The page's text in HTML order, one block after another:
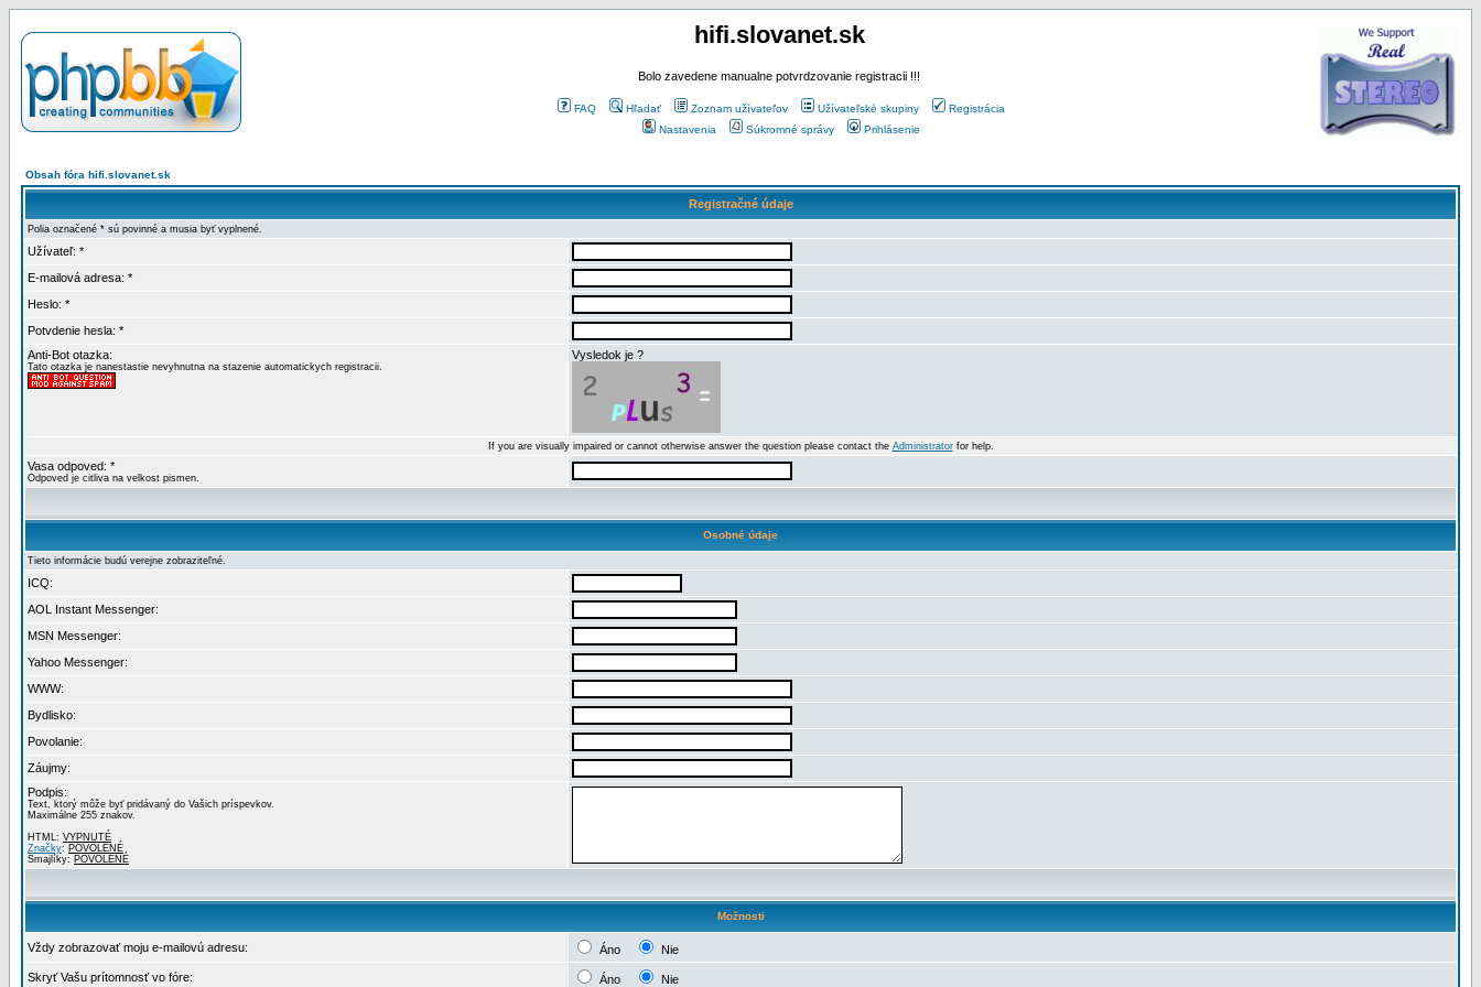
hifi.slovanet.sk
Bolo zavedene manualne potvrdzovanie registracii !!!
FAQ Hľadať Zoznam užívateľov Užívateľské skupiny
Registrácia
Nastavenia
Súkromné správy Prihlásenie
Obsah fóra hifi.slovanet.sk
Registračné údaje
Polia označené * sú povinné a musia byť vyplnené.
Užívateľ: *
E-mailová adresa: *
Heslo: *
Potvdenie hesla: *
Anti-Bot otazka:
Tato otazka je nanestastie nevyhnutna na stazenie automatickych registracii.
Vysledok je ?
If you are visually impaired or cannot otherwise answer the question please contact the Administratorfor help.
Vasa odpoved: *
Odpoved je citliva na velkost pismen.
Osobné údaje
Tieto informácie budú verejne zobraziteľné.
ICQ:
AOL Instant Messenger:
MSN Messenger:
Yahoo Messenger:
WWW:
Bydlisko:
Povolanie:
Záujmy:
Podpis:
Text, ktorý môže byť pridávaný do Vašich príspevkov.
Maximálne 255 znakov.
HTML: VYPNUTÉ
Značky: POVOLENÉ
Smajlíky: POVOLENÉ
Možnosti
Vždy zobrazovať moju e-mailovú adresu: Áno Nie
Skryť Vašu prítomnosť vo fóre: Áno Nie